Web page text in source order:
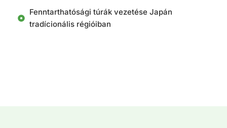
Fenntarthatósági túrák vezetése Japán
tradícionális régióiban